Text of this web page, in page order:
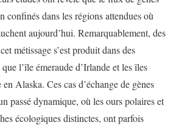
confinés dans les régions attendues où
aujourd’hui. Remarquablement, des
métissage s’est produit dans des
l’île émeraude d’Irlande et les îles
Alaska. Ces cas d’échange de gènes
passé dynamique, où les ours polaires et
écologiques distinctes, ont parfois